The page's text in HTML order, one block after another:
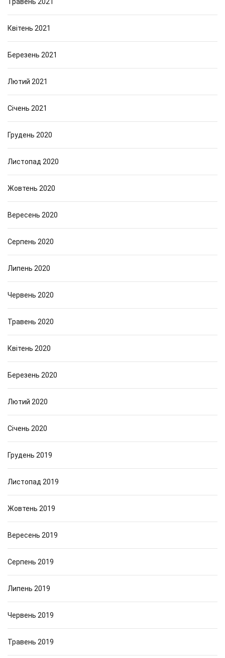
Квітень 2021
Березень 2021
Лютий 2021
Січень 2021
Грудень 2020
Листопад 2020
Жовтень 2020
Вересень 2020
Серпень 2020
Липень 2020
Червень 2020
Травень 2020
Квітень 2020
Березень 2020
Лютий 2020
Січень 2020
Грудень 2019
Листопад 2019
Жовтень 2019
Вересень 2019
Серпень 2019
Липень 2019
Червень 2019
Травень 2019